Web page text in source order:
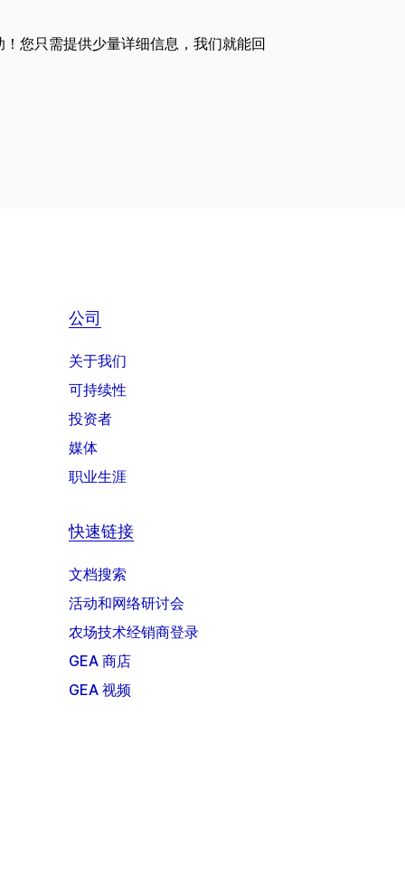
您只需提供少量详细信息，我们就能回
公司
关于我们
可持续性
投资者
媒体
职业生涯
快速链接
文档搜索
活动和网络研讨会
农场技术经销商登录
GEA 商店
GEA 视频